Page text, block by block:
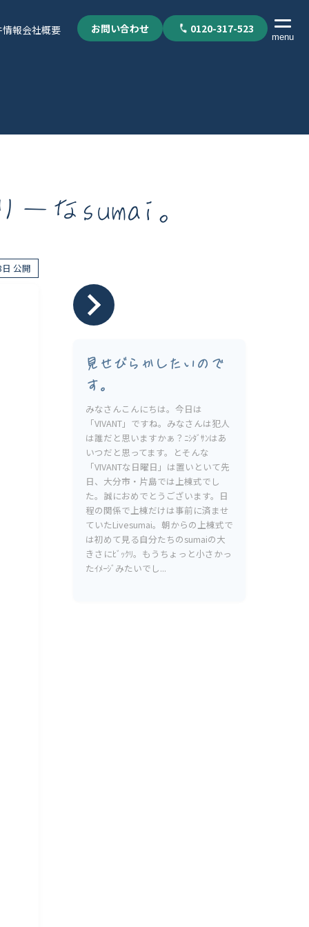
報会社概要 お問い合わせ 0120-317-523
menu
個人情報保護方針
なsumai。
公開
見せびらかしたいので
す。
みなさんこんにちは。今日は
「VIVANT」ですね。みなさんは犯人
は誰だと思いますかぁ？ﾆｼﾀﾞｻﾝはあ
いつだと思ってます。とそんな
「VIVANTな日曜日」は置いといて先
日、大分市・片島では上棟式でし
た。誠におめでとうございます。日
程の関係で上棟だけは事前に済ませ
ていたLivesumai。朝からの上棟式で
は初めて見る自分たちのsumaiの大
きさにﾋﾞｯｸﾘ。もうちょっと小さかっ
たｲﾒｰｼﾞみたいでし...